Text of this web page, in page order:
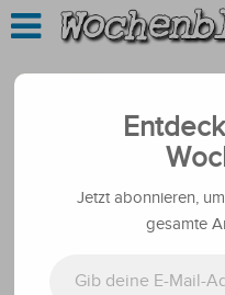
Jetzt abonnieren,
gesamte